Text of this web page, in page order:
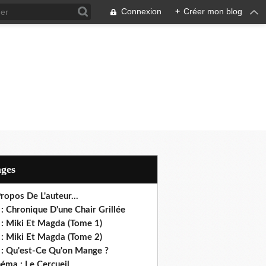
Connexion + Créer mon blog
De L'auteur...
Chronique D'une Chair Grillée
Miki Et Magda (Tome 1)
Miki Et Magda (Tome 2)
Qu'est-Ce Qu'on Mange ?